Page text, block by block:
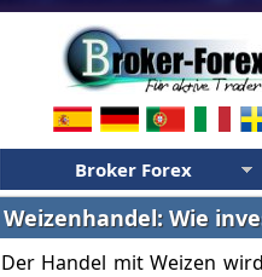
Broker Forex
Weizenhandel: Wie
Der Handel mit Weizen